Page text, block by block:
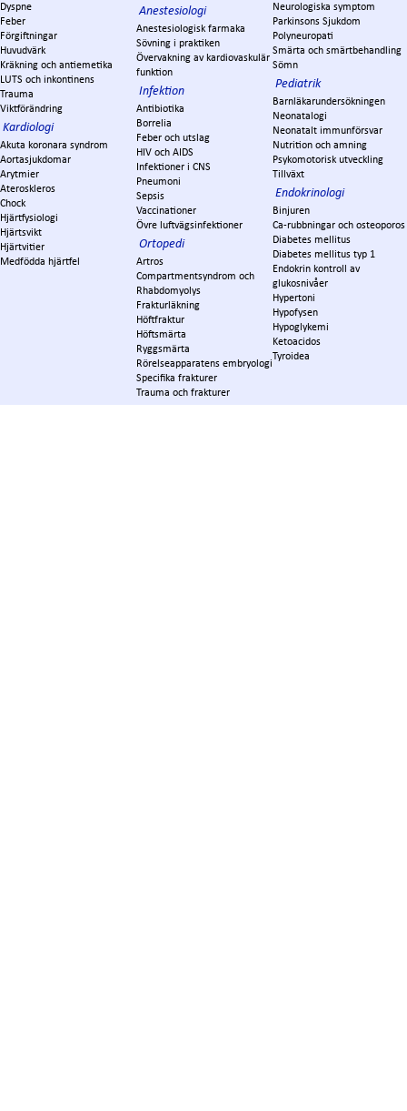
Dyspne
Feber
Förgiftningar
Huvudvärk
Kräkning och antiemetika
LUTS och inkontinens
Trauma
Viktförändring
Kardiologi
Akuta koronara syndrom
Aortasjukdomar
Arytmier
Ateroskleros
Chock
Hjärtfysiologi
Hjärtsvikt
Hjärtvitier
Medfödda hjärtfel
Anestesiologi
Anestesiologisk farmaka
Sövning i praktiken
Övervakning av kardiovaskulär
funktion
Infektion
Antibiotika
Borrelia
Feber och utslag
HIV och AIDS
Infektioner i CNS
Pneumoni
Sepsis
Vaccinationer
Övre luftvägsinfektioner
Ortopedi
Artros
Compartmentsyndrom och
Rhabdomyolys
Frakturläkning
Höftfraktur
Höftsmärta
Ryggsmärta
Rörelseapparatens embryologi
Specifika frakturer
Trauma och frakturer
Neurologiska symptom
Parkinsons Sjukdom
Polyneuropati
Smärta och smärtbehandling
Sömn
Pediatrik
Barnläkarundersökningen
Neonatalogi
Neonatalt immunförsvar
Nutrition och amning
Psykomotorisk utveckling
Tillväxt
Endokrinologi
Binjuren
Ca-rubbningar och osteoporos
Diabetes mellitus
Diabetes mellitus typ 1
Endokrin kontroll av
glukosnivåer
Hypertoni
Hypofysen
Hypoglykemi
Ketoacidos
Tyroidea